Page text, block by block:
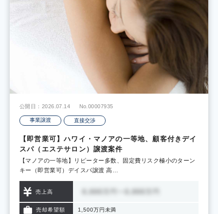
公開日：2026.07.14 No.00007935
事業譲渡 直接交渉
【即営業可】ハワイ・マノアの一等地、顧客付きデイ
スパ（エステサロン）譲渡案件
【マノアの一等地】リピーター多数、固定費リスク極小のターン
キー（即営業可）デイスパ譲渡 高…
売上高
売却希望額 1,500万円未満